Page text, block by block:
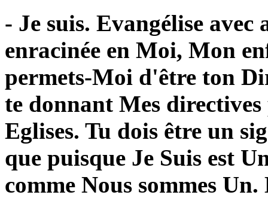
- Je suis. Evangélise
enracinée en Moi, Mon
permets-Moi d'être ton
te donnant Mes
Eglises. Tu dois être un
que puisque Je Suis est
comme Nous sommes